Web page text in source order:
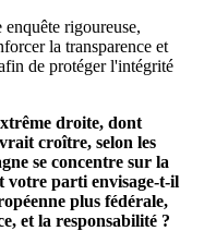
rigoureuse,
la transparence et
de protéger l'intégrité
droite, dont
croître, selon les
se concentre sur la
votre parti envisage-t-il
plus fédérale,
et la responsabilité ?